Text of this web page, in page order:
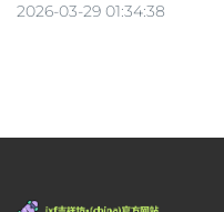
2026-03-29 01:34:38